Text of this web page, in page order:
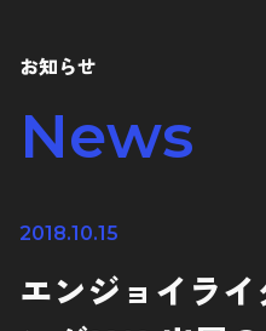
工業製品
お知らせ
News
2018.10.15
エンジョイラ